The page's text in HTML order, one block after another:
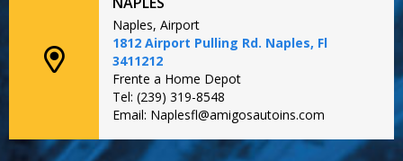
Naples, Airport
1812 Airport Pulling Rd. Naples, Fl
3411212
Frente a Home Depot
Tel: (239) 319-8548
Email: Naplesfl@amigosautoins.com